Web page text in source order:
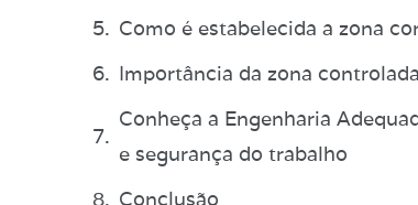
Como é estabelecida a zona
Importância da zona
Conheça a Engenharia
e segurança do trabalho
Conclusão